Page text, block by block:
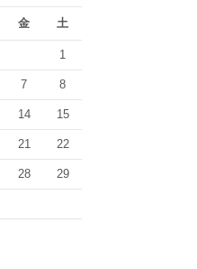
金 土
1
7 8
14 15
21 22
28 29